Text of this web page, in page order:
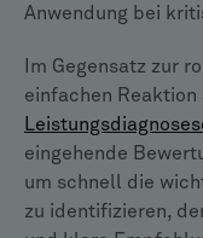
Anwendung bei
Im Gegensatz zur
einfachen
eingehende
um schnell die
zu identifizieren,